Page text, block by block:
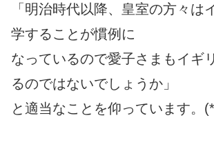
「明治時代以降、皇室の方々は
学することが慣例に
なっているので愛子さまもイギ
るのではないでしょうか」
と適当なことを仰っています。